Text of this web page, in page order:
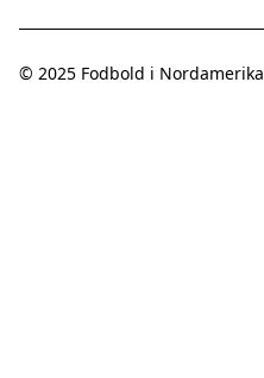
© 2025 Fodbold i Nordamerika